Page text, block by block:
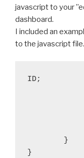
javascript to your
dashboard.
I included an
to the javascript file.
ID;
}